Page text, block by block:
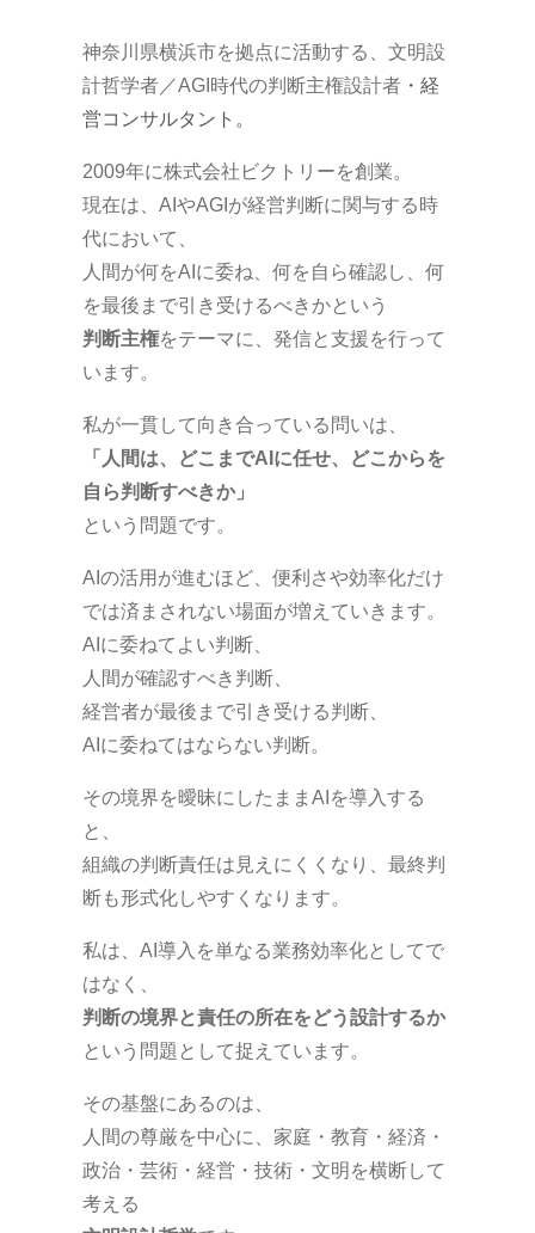
神奈川県横浜市を拠点に活動する、文明設
計哲学者／AGI時代の判断主権設計者 ・経
営コンサルタント。
2009年に株式会社ビクトリーを創業。
現在は、AIやAGIが経営判断に関与する時
代において、
人間が何をAIに委ね、何を自ら確認し、何
を最後まで引き受けるべきかという
判断主権をテーマに、発信と支援を行って
います。
私が一貫して向き合っている問いは、
「人間は、どこまでAIに任せ、どこからを
自ら判断すべきか」
という問題です。
AIの活用が進むほど、便利さや効率化だけ
では済まされない場面が増えていきます。
AIに委ねてよい判断、
人間が確認すべき判断、
経営者が最後まで引き受ける判断、
AIに委ねてはならない判断。
その境界を曖昧にしたままAIを導入する
と、
組織の判断責任は見えにくくなり、最終判
断も形式化しやすくなります。
私は、AI導入を単なる業務効率化としてで
はなく、
判断の境界と責任の所在をどう設計するか
という問題として捉えています。
その基盤にあるのは、
人間の尊厳を中心に、家庭・教育・経済・
政治・芸術・経営・技術・文明を横断して
考える